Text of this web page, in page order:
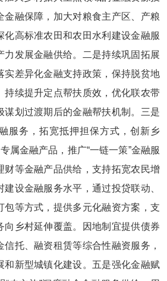
金融保障，加大对粮食主产区、产粮
化高标准农田和农田水利建设金融服
力发展金融供给。二是持续巩固拓展
实差异化金融支持政策，保持脱贫地
持续提升定点帮扶质效，优化联农带
谋划过渡期后的金融帮扶机制。三是
服务，拓宽抵押担保方式，创新乡
属金融产品，推广“一链一策”金融服
财等金融产品供给，支持拓宽农民增
设金融服务水平，通过投贷联动、
包等方式，提供多元化融资方案，支
向乡村延伸覆盖。因地制宜提供债券
托、融资租赁等综合性融资服务，
和新型城镇化建设。五是强化金融赋